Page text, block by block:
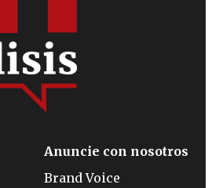
Anuncie con nosotros
Brand Voice